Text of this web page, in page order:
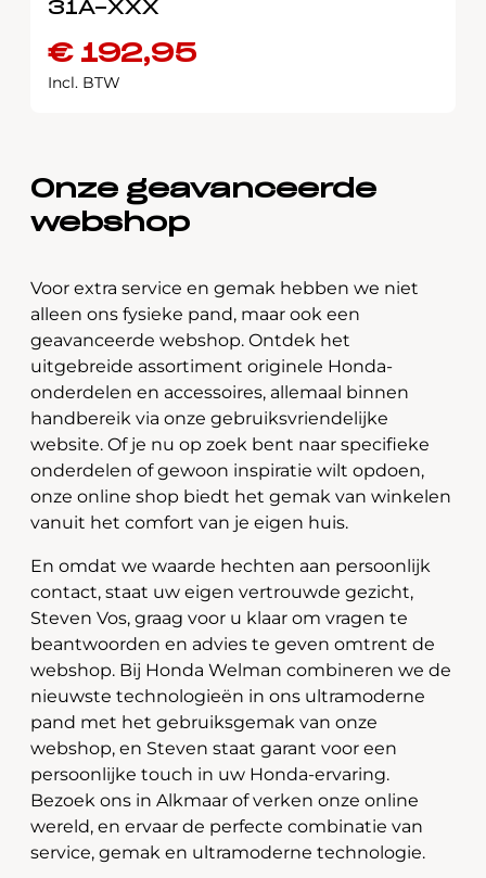
31A-XXX
€192,95
Incl. BTW
Onze geavanceerde
webshop
Voor extra service en gemak hebben we niet
alleen ons fysieke pand, maar ook een
geavanceerde webshop. Ontdek het
uitgebreide assortiment originele Honda-
onderdelen en accessoires, allemaal binnen
handbereik via onze gebruiksvriendelijke
website. Of je nu op zoek bent naar specifieke
onderdelen of gewoon inspiratie wilt opdoen,
onze online shop biedt het gemak van winkelen
vanuit het comfort van je eigen huis.
En omdat we waarde hechten aan persoonlijk
contact, staat uw eigen vertrouwde gezicht,
Steven Vos, graag voor u klaar om vragen te
beantwoorden en advies te geven omtrent de
webshop. Bij Honda Welman combineren we de
nieuwste technologieën in ons ultramoderne
pand met het gebruiksgemak van onze
webshop, en Steven staat garant voor een
persoonlijke touch in uw Honda-ervaring.
Bezoek ons in Alkmaar of verken onze online
wereld, en ervaar de perfecte combinatie van
service, gemak en ultramoderne technologie.